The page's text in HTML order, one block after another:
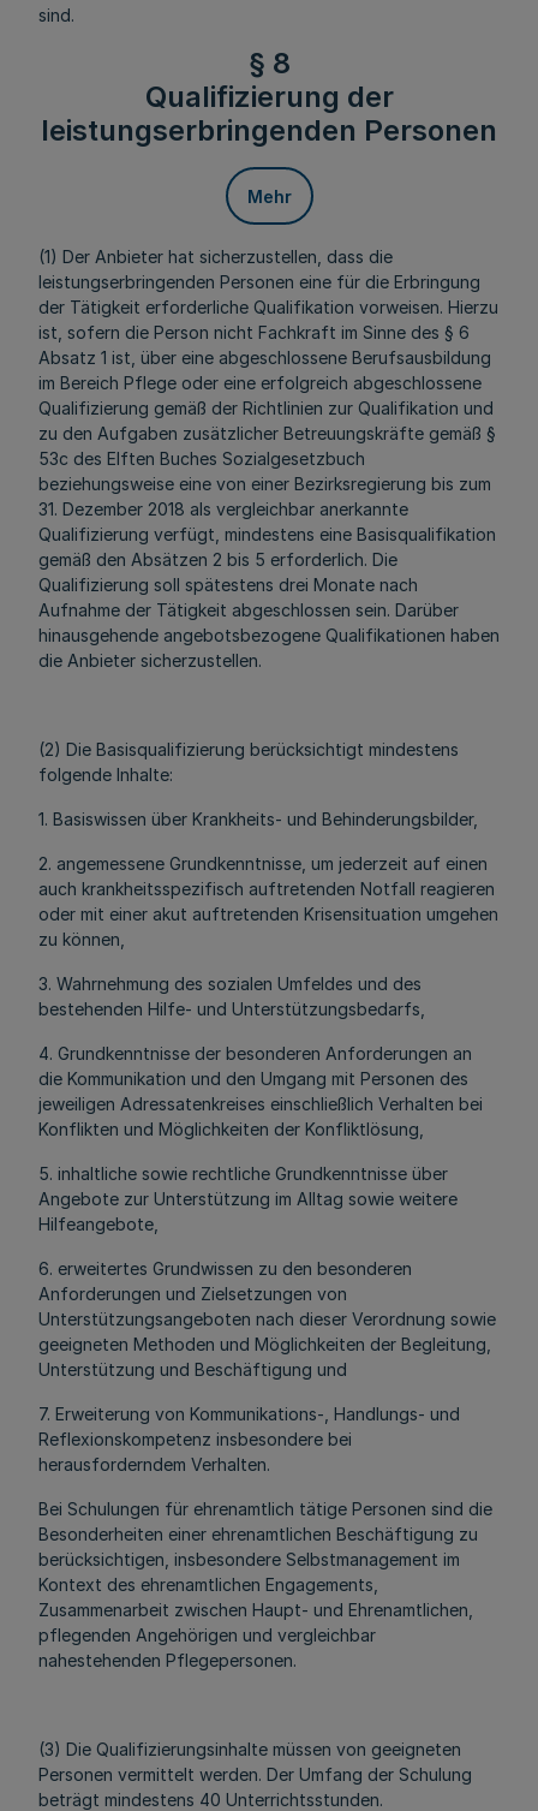
sind.
§ 8
Qualifizierung der
leistungserbringenden Personen
Mehr
(1) Der Anbieter hat sicherzustellen, dass die
leistungserbringenden Personen eine für die Erbringung
der Tätigkeit erforderliche Qualifikation vorweisen. Hierzu
ist, sofern die Person nicht Fachkraft im Sinne des § 6
Absatz 1 ist, über eine abgeschlossene Berufsausbildung
im Bereich Pflege oder eine erfolgreich abgeschlossene
Qualifizierung gemäß der Richtlinien zur Qualifikation und
zu den Aufgaben zusätzlicher Betreuungskräfte gemäß §
53c des Elften Buches Sozialgesetzbuch
beziehungsweise eine von einer Bezirksregierung bis zum
31. Dezember 2018 als vergleichbar anerkannte
Qualifizierung verfügt, mindestens eine Basisqualifikation
gemäß den Absätzen 2 bis 5 erforderlich. Die
Qualifizierung soll spätestens drei Monate nach
Aufnahme der Tätigkeit abgeschlossen sein. Darüber
hinausgehende angebotsbezogene Qualifikationen haben
die Anbieter sicherzustellen.
(2) Die Basisqualifizierung berücksichtigt mindestens
folgende Inhalte:
1. Basiswissen über Krankheits- und Behinderungsbilder,
2. angemessene Grundkenntnisse, um jederzeit auf einen
auch krankheitsspezifisch auftretenden Notfall reagieren
oder mit einer akut auftretenden Krisensituation umgehen
zu können,
3. Wahrnehmung des sozialen Umfeldes und des
bestehenden Hilfe- und Unterstützungsbedarfs,
4. Grundkenntnisse der besonderen Anforderungen an
die Kommunikation und den Umgang mit Personen des
jeweiligen Adressatenkreises einschließlich Verhalten bei
Konflikten und Möglichkeiten der Konfliktlösung,
5. inhaltliche sowie rechtliche Grundkenntnisse über
Angebote zur Unterstützung im Alltag sowie weitere
Hilfeangebote,
6. erweitertes Grundwissen zu den besonderen
Anforderungen und Zielsetzungen von
Unterstützungsangeboten nach dieser Verordnung sowie
geeigneten Methoden und Möglichkeiten der Begleitung,
Unterstützung und Beschäftigung und
7. Erweiterung von Kommunikations-, Handlungs- und
Reflexionskompetenz insbesondere bei
herausforderndem Verhalten.
Bei Schulungen für ehrenamtlich tätige Personen sind die
Besonderheiten einer ehrenamtlichen Beschäftigung zu
berücksichtigen, insbesondere Selbstmanagement im
Kontext des ehrenamtlichen Engagements,
Zusammenarbeit zwischen Haupt- und Ehrenamtlichen,
pflegenden Angehörigen und vergleichbar
nahestehenden Pflegepersonen.
(3) Die Qualifizierungsinhalte müssen von geeigneten
Personen vermittelt werden. Der Umfang der Schulung
beträgt mindestens 40 Unterrichtsstunden.